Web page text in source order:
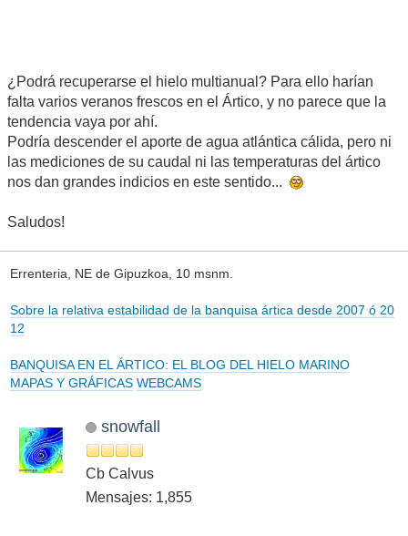
¿Podrá recuperarse el hielo multianual? Para ello harían
falta varios veranos frescos en el Ártico, y no parece que la
tendencia vaya por ahí.
Podría descender el aporte de agua atlántica cálida, pero ni
las mediciones de su caudal ni las temperaturas del ártico
nos dan grandes indicios en este sentido...
Saludos!
Errenteria, NE de Gipuzkoa, 10 msnm.
Sobre la relativa estabilidad de la banquisa ártica desde 2007 ó 20
12
BANQUISA EN EL ÁRTICO: EL BLOG DEL HIELO MARINO
MAPAS Y GRÁFICAS WEBCAMS
snowfall
Cb Calvus
Mensajes: 1,855